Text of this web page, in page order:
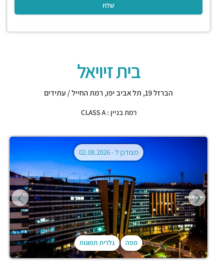
בית זיויאל
הברזל 19, תל אביב יפו, רמת החייל / עתידים
רמת בניין : CLASS A
מפה גלרית תמונות
מצודכן ל -02.08.2026